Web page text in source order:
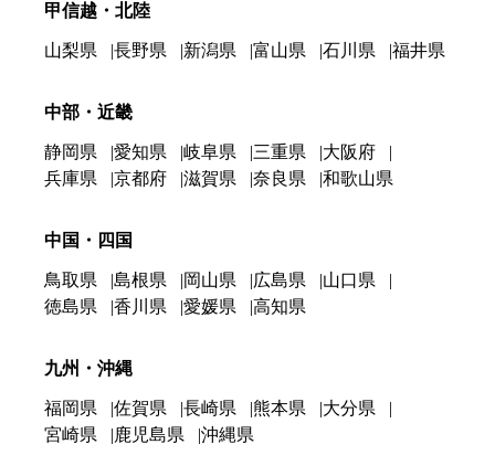
甲信越・北陸
山梨県 長野県 新潟県 富山県 石川県 福井県
中部・近畿
静岡県 愛知県 岐阜県 三重県
大阪府
兵庫県
京都府 滋賀県 奈良県 和歌山県
中国・四国
鳥取県 島根県 岡山県 広島県
山口県
徳島県
香川県 愛媛県 高知県
九州・沖縄
福岡県 佐賀県 長崎県 熊本県
大分県
宮崎県
鹿児島県 沖縄県